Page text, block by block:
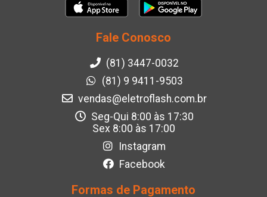
Fale Conosco
(81) 3447-0032
(81) 9 9411-9503
vendas@eletroflash.com.br
Seg-Qui 8:00 às 17:30
Sex 8:00 às 17:00
Instagram
Facebook
Formas de Pagamento